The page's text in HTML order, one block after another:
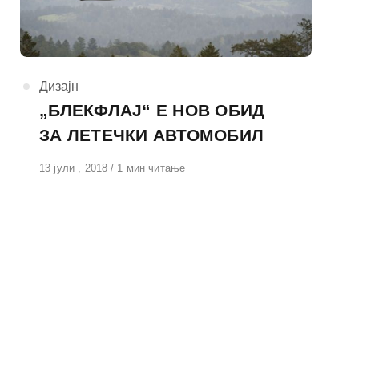
КАтегорија
Дизајн
„БЛЕКФЛАЈ“ Е НОВ ОБИД
ЗА ЛЕТЕЧКИ АВТОМОБИЛ
Објавено
13 јули , 2018 1 мин читање